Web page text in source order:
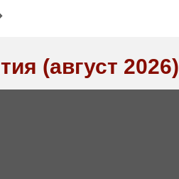
(август 2026)